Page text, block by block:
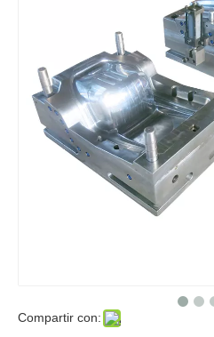
Compartir con: